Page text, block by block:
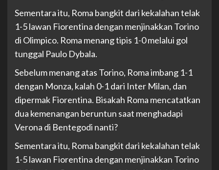
Sementara itu, Roma bangkit dari kekalahan telak
1-5 lawan Fiorentina dengan menjinakkan Torino
di Olimpico. Roma menang tipis 1-0 melalui gol
tunggal Paulo Dybala.
Sebelum menang atas Torino, Roma imbang 1-1
dengan Monza, kalah 0-1 dari Inter Milan, dan
dipermak Fiorentina. Bisakah Roma mencatatkan
dua kemenangan beruntun saat menghadapi
Verona di Bentegodi nanti?
Sementara itu, Roma bangkit dari kekalahan telak
1-5 lawan Fiorentina dengan menjinakkan Torino